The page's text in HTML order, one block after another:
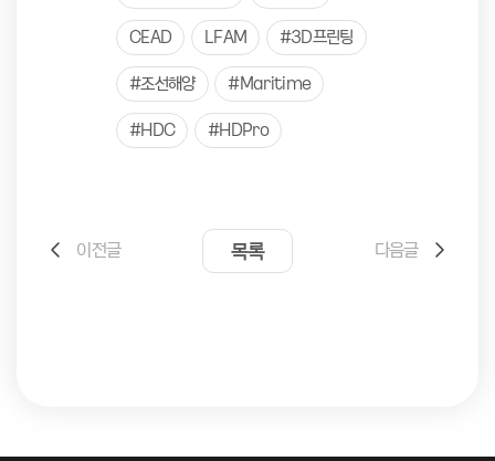
CEAD LFAM #3D프린팅
#조선해양 #Maritime
#HDC #HDPro
이전글 목록 다음글